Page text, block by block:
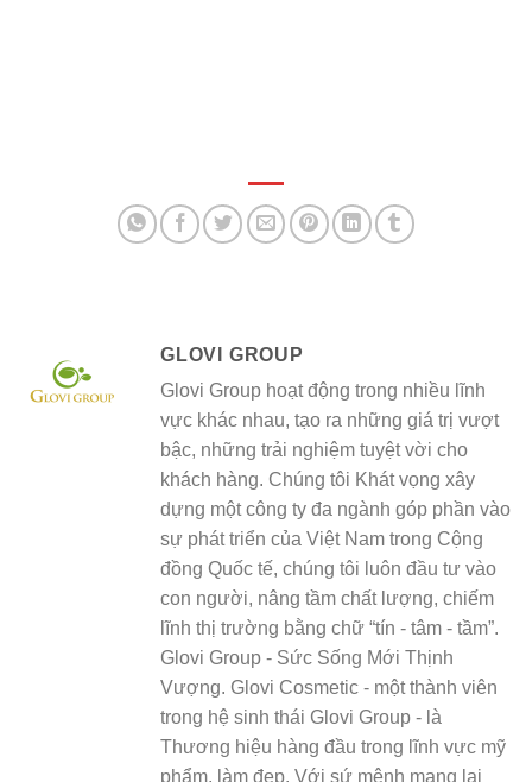
GLOVI GROUP
Glovi Group hoạt động trong nhiều lĩnh
vực khác nhau, tạo ra những giá trị vượt
bậc, những trải nghiệm tuyệt vời cho
khách hàng. Chúng tôi Khát vọng xây
dựng một công ty đa ngành góp phần vào
sự phát triển của Việt Nam trong Cộng
đồng Quốc tế, chúng tôi luôn đầu tư vào
con người, nâng tầm chất lượng, chiếm
lĩnh thị trường bằng chữ “tín - tâm - tầm”.
Glovi Group - Sức Sống Mới Thịnh
Vượng. Glovi Cosmetic - một thành viên
trong hệ sinh thái Glovi Group - là
Thương hiệu hàng đầu trong lĩnh vực mỹ
phẩm, làm đẹp. Với sứ mệnh mang lại